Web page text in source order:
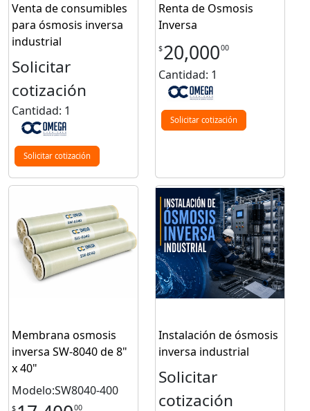
Venta de consumibles
para ósmosis inversa
industrial
Solicitar
cotización
Cantidad: 1
Solicitar cotización
Renta de Osmosis
Inversa
$20,00000
Cantidad: 1
Solicitar cotización
Membrana osmosis
inversa SW-8040 de 8"
x 40"
Modelo:SW8040-400
$ 00
Instalación de ósmosis
inversa industrial
Solicitar
cotización